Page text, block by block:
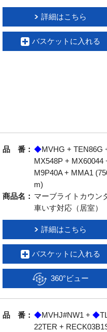
詳細はこちら
バスケットに入れる
品 番： ◆MVHG + TEN86G
MX548P + MX60044
M9P40A + MMA1
m)
商品名： マーブライトカウン
車いす対応（居室）
詳細はこちら
バスケットに入れる
360°ビュー
品 番： ◆MVHJ#NW1 + ◆
22TER +